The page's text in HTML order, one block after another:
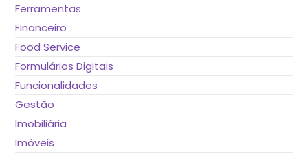
Ferramentas
Financeiro
Food Service
Formulários Digitais
Funcionalidades
Gestão
Imobiliária
Imóveis